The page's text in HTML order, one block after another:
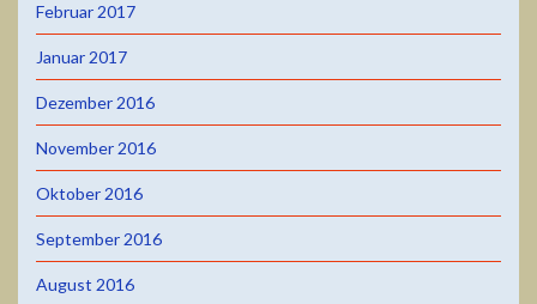
Februar 2017
Januar 2017
Dezember 2016
November 2016
Oktober 2016
September 2016
August 2016